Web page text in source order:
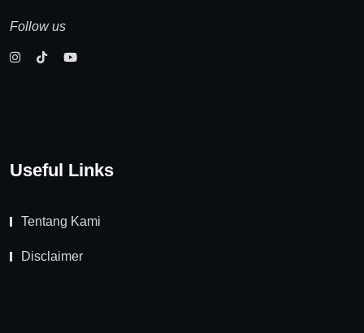
Follow us
Useful Links
Tentang Kami
Disclaimer